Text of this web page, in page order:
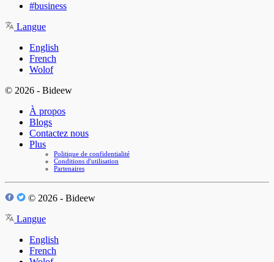
#business
Langue
English
French
Wolof
© 2026 - Bideew
À propos
Blogs
Contactez nous
Plus
Politique de confidentialité
Conditions d'utilisation
Partenaires
© 2026 - Bideew
Langue
English
French